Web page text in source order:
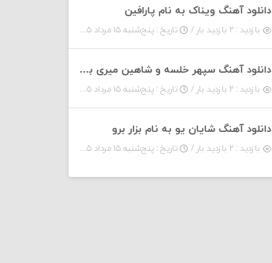
دانلود آهنگ ویناک به نام پارافین
بازدید : ۲ بازدید بار / تاریخ : پنج‌شنبه ۱۵ مرداد ۱۴۰۵
دانلود آهنگ سپهر خلسه و شاهین میری به نام تراپی
بازدید : ۲ بازدید بار / تاریخ : پنج‌شنبه ۱۵ مرداد ۱۴۰۵
دانلود آهنگ شایان یو به نام بزار برو
بازدید : ۲ بازدید بار / تاریخ : پنج‌شنبه ۱۵ مرداد ۱۴۰۵